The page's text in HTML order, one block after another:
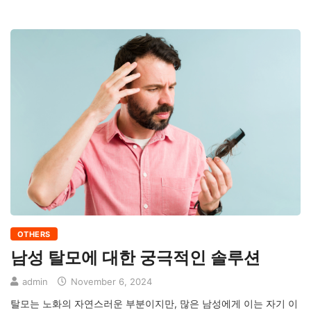
OTHERS
남성 탈모에 대한 궁극적인 솔루션
admin November 6, 2024
탈모는 노화의 자연스러운 부분이지만, 많은 남성에게 이는 자기 이